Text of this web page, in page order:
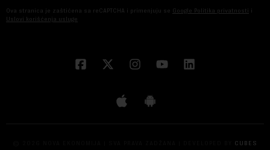
Ova stranica je zaštićena sa reCAPTCHA i primenjuju se Google Politika privatnosti i
Uslovi korišćenja usluge
CUBES